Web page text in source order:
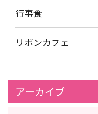
行事食
リボンカフェ
アーカイブ